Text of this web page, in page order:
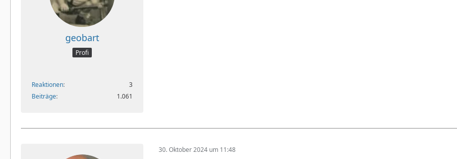
geobart
Profi
Reaktionen
3
Beiträge
1.061
30. Oktober 2024 um 11:48